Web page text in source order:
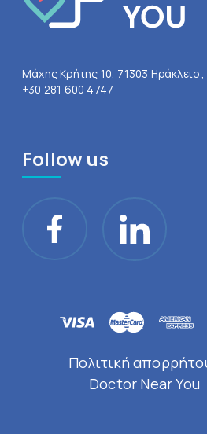
Μάχης Κρήτης 10, 71303 Ηράκλειο
+30 281 600 4747
Follow us
Πολιτική
Doctor Near You